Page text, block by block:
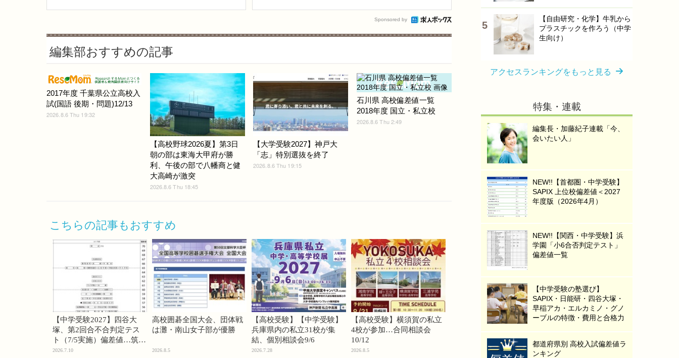
Sponsored by
編集部おすすめの記事
2017年度 千葉県公立高校入
試(国語 後期・問題)12/13
2026.8.6 Thu 19:32
【高校野球2026夏】第3日
朝の部は東海大甲府が勝
利、午後の部で八幡商と健
大高崎が激突
2026.8.6 Thu 18:45
【大学受験2027】神戸大
「志」特別選抜を終了
2026.8.6 Thu 19:15
石川県 高校偏差値一覧
2018年度 国立・私立校
2026.8.6 Thu 2:49
こちらの記事もおすすめ
【中学受験2027】四谷大
塚、第2回合不合判定テス
ト（7/5実施）偏差値…筑駒
74・桜蔭70＜PR＞
2026.7.10
高校囲碁全国大会、団体戦
は灘・南山女子部が優勝
2026.8.5
【高校受験】【中学受験】
兵庫県内の私立31校が集
結、個別相談会9/6
2026.7.28
【高校受験】横須賀の私立
4校が参加…合同相談会
10/12
2026.8.5
【自由研究・化学】牛乳から
プラスチックを作ろう（中学
生向け）
アクセスランキングをもっと見る
特集・連載
編集長・加藤紀子連載「今、
会いたい人」
NEW!!【首都圏・中学受験】
SAPIX 上位校偏差値＜2027
年度版（2026年4月）
NEW!!【関西・中学受験】浜
学園「小6合否判定テスト」
偏差値一覧
【中学受験の塾選び】
SAPIX・日能研・四谷大塚・
早稲アカ・エルカミノ・グノ
ーブルの特徴・費用と合格力
都道府県別 高校入試偏差値ラ
ンキング